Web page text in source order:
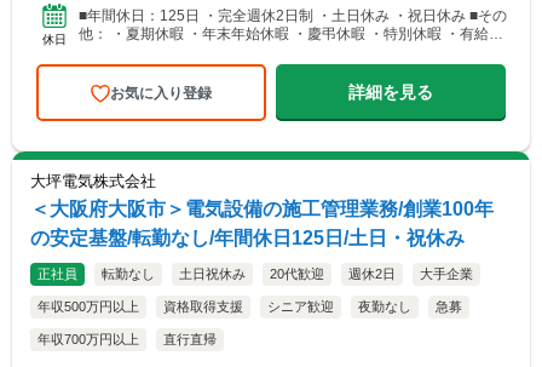
休日
■年間休日：125日 ・完全週休2日制 ・土日休み ・祝日休み ■その
他： ・夏期休暇 ・年末年始休暇 ・慶弔休暇 ・特別休暇 ・有給休
お気に入り登録 詳細を見る
大坪電気株式会社
＜大阪府大阪市＞電気設備の施工管理業務/創業100年
の安定基盤/転勤なし/年間休日125日/土日・祝休み
正社員 転勤なし 土日祝休み 20代歓迎 週休2日 大手企業
年収500万円以上 資格取得支援 シニア歓迎 夜勤なし 急募
年収700万円以上 直行直帰